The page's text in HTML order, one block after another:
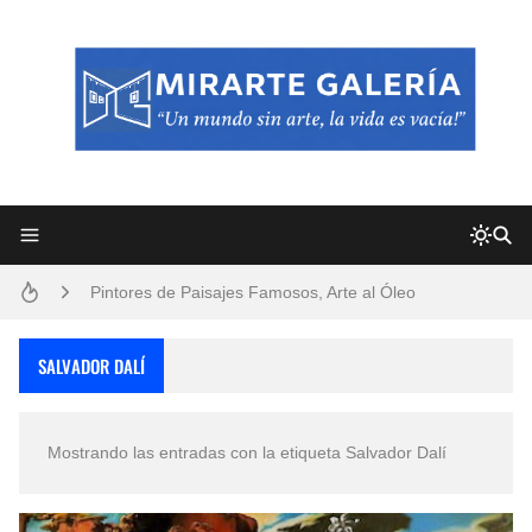
Pintores de Paisajes Famosos, Arte al Óleo
San Valentín Dibujos a Lápiz del 14 de Febrero
SALVADOR DALÍ
Mostrando las entradas con la etiqueta Salvador Dalí